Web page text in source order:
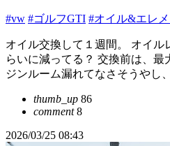
#vw #ゴルフGTI #オイル&エレ
オイル交換して１週間。 オイル
らいに減ってる？ 交換前は、最
ジンルーム漏れてなさそうやし
thumb_up 86
comment8
2026/03/25 08:43